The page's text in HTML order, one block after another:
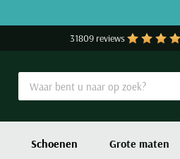
31809 reviews
Schoenen Grote maten